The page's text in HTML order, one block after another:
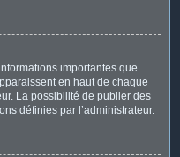
importantes que
en haut de chaque
La possibilité de publier des
définies par l’administrateur.